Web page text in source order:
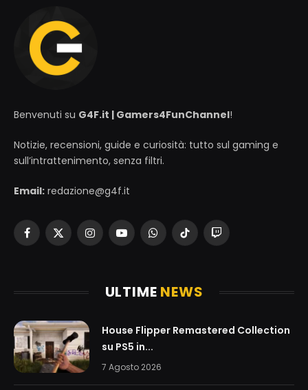
Benvenuti su G4F.it | Gamers4FunChannel!
Notizie, recensioni, guide e curiosità: tutto sul gaming e
sull’intrattenimento, senza filtri.
Email: redazione@g4f.it
Facebook
X
InstagramYouTubeWhatsAppTikTokTwitch
ULTIME NEWS
House Flipper Remastered Collection
su PS5 in...
7 Agosto 2026